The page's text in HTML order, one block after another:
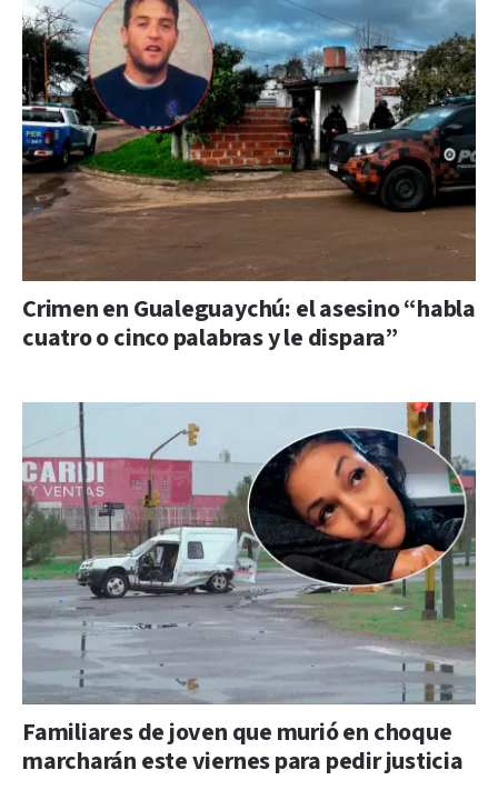
Crimen en Gualeguaychú: el asesino “habla
cuatro o cinco palabras y le dispara”
Familiares de joven que murió en choque
marcharán este viernes para pedir justicia